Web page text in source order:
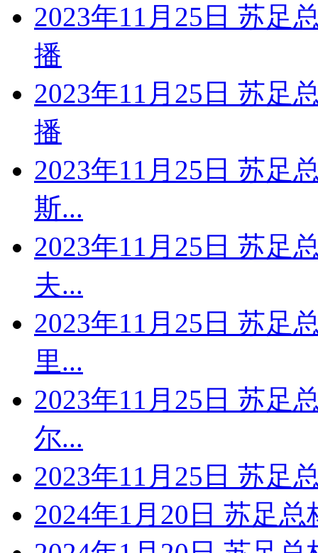
2023年11月25日 苏足
播
2023年11月25日 苏足
播
2023年11月25日 苏足
斯...
2023年11月25日 苏足
夫...
2023年11月25日 苏足
里...
2023年11月25日 苏足
尔...
2023年11月25日 苏足
2024年1月20日 苏足